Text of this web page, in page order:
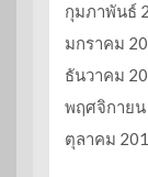
กุมภาพันธ์
มกราคม
ธันวาคม
พฤศจิกายน
ตุลาคม